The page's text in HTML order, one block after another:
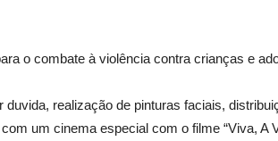
o combate à violência contra crianças e
realização de pinturas faciais,
um cinema especial com o filme “Viva, A